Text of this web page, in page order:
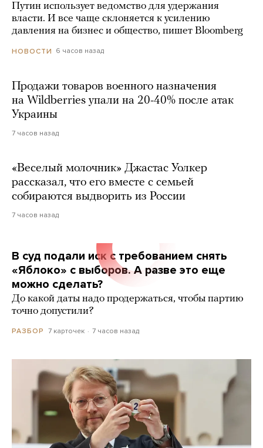
Путин использует ведомство для удержания
власти. И все чаще склоняется к усилению
давления на бизнес и общество, пишет Bloomberg
НОВОСТИ 6 часов назад
Продажи товаров военного назначения
на Wildberries упали на 20-40% после атак
Украины
7 часов назад
«Веселый молочник» Джастас Уолкер
рассказал, что его вместе с семьей
собираются выдворить из России
7 часов назад
В суд подали иск с требованием снять
«Яблоко» с выборов. А разве это еще
можно сделать?
До какой даты надо продержаться, чтобы партию
точно допустили?
РАЗБОР 7 карточек 7 часов назад